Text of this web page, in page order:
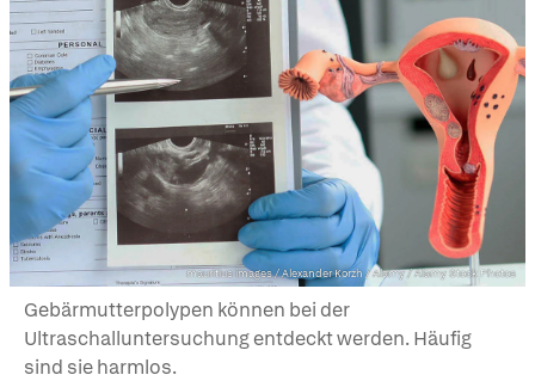
mauritius images / Alexander Korzh / Alamy / Alamy Stock Photos
Gebärmutterpolypen können bei der
Ultraschalluntersuchung entdeckt werden. Häufig
sind sie harmlos.